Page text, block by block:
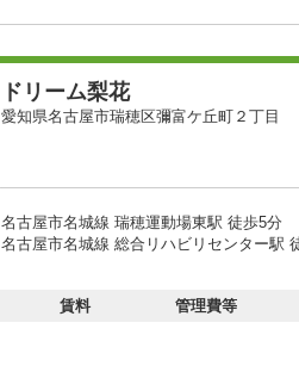
ドリーム梨花
愛知県名古屋市瑞穂区彌富ケ丘町２丁目
名古屋市名城線 瑞穂運動場東駅 徒歩5分
名古屋市名城線 総合リハビリセンター駅
賃料 管理費等